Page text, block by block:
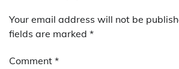
Your email address will not be
fields are marked *
Comment *